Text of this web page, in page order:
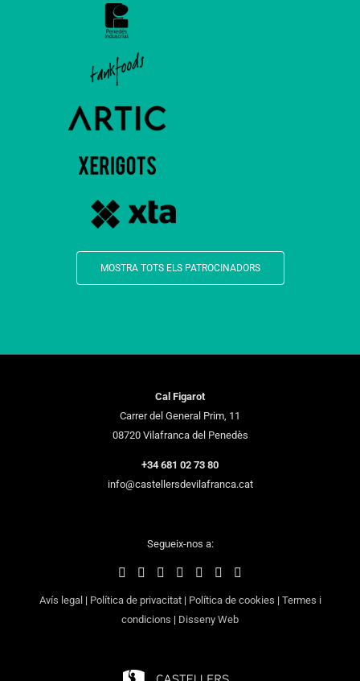
MOSTRA TOTS ELS PATROCINADORS
Cal Figarot
Carrer del General Prim, 11
08720 Vilafranca del Penedès
+34 681 02 73 80
info@castellersdevilafranca.cat
Segueix-nos a:
Avís legal | Política de privacitat| Política de cookies | Termes i
condicions | Disseny Web